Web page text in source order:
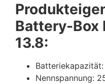
Battery-Box
13.8:
Batteriekapazität:
Nennspannung: